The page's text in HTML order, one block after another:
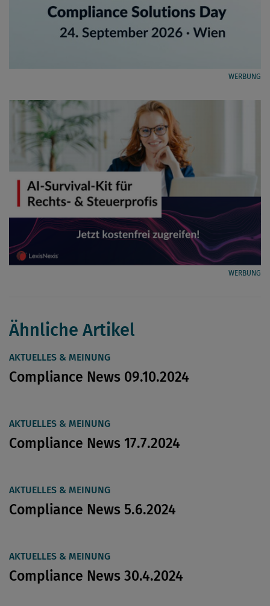
WERBUNG
WERBUNG
Ähnliche Artikel
AKTUELLES & MEINUNG
Compliance News 09.10.2024
AKTUELLES & MEINUNG
Compliance News 17.7.2024
AKTUELLES & MEINUNG
Compliance News 5.6.2024
AKTUELLES & MEINUNG
Compliance News 30.4.2024